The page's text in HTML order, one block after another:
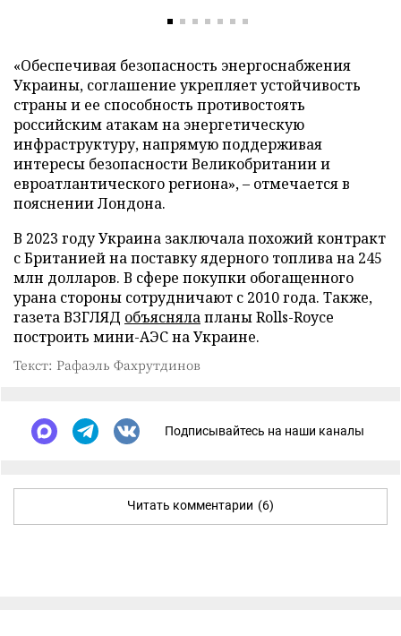
«Обеспечивая безопасность энергоснабжения
Украины, соглашение укрепляет устойчивость
страны и ее способность противостоять
российским атакам на энергетическую
инфраструктуру, напрямую поддерживая
интересы безопасности Великобритании и
евроатлантического региона», – отмечается в
пояснении Лондона.
В 2023 году Украина заключала похожий контракт
с Британией на поставку ядерного топлива на 245
млн долларов. В сфере покупки обогащенного
урана стороны сотрудничают с 2010 года. Также,
газета ВЗГЛЯД объяснялапланы Rolls-Royce
построить мини-АЭС на Украине.
Текст: Рафаэль Фахрутдинов
Подписывайтесь на наши каналы
Читать комментарии (6)